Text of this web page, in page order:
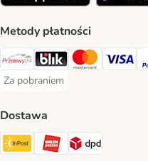
Metody płatności
Przelewy24 Payment Method
Blik Payment Method
MasterCard
Visa
Za pobraniem
Za pobraniem Payment Method
Dostawa
Paczkomat® Shipping
ORLEN Paczka
DPD